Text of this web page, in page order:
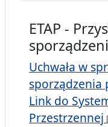
ETAP -
Uchwała w
sporządzenia
Link do
Przestrzennej